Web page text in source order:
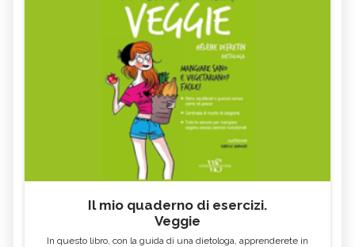
Il mio quaderno di esercizi.
Veggie
In questo libro, con la guida di una dietologa, apprenderete in